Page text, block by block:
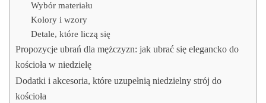
Wybór materiału
Kolory i wzory
Detale, które liczą się
Propozycje ubrań dla mężczyzn: jak ubrać się elegancko do
kościoła w niedzielę
Dodatki i akcesoria, które uzupełnią niedzielny strój do
kościoła